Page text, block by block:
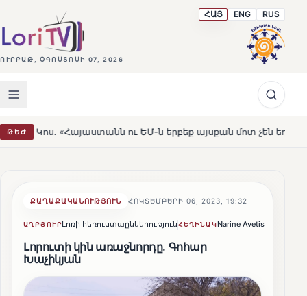
ՈՒՐԲԱԹ, ՕԳՈՍՏՈՍԻ 07, 2026
ՀԱՅ ENG RUS
ԹԵԺու ԵՄ-ն երբեք այսքան մոտ չեն եղել» HOT
ՔԱՂԱՔԱԿԱՆՈՒԹՅՈՒՆ ՀՈԿՏԵՄԲԵՐԻ 06, 2023, 19:32
ԱՂԲՅՈՒՐԼոռի հեռուստաընկերությունՀԵՂԻՆԱԿNarine Avetisyan
Լորուտի կին առաջնորդը. Գոհար
Խաչիկյան